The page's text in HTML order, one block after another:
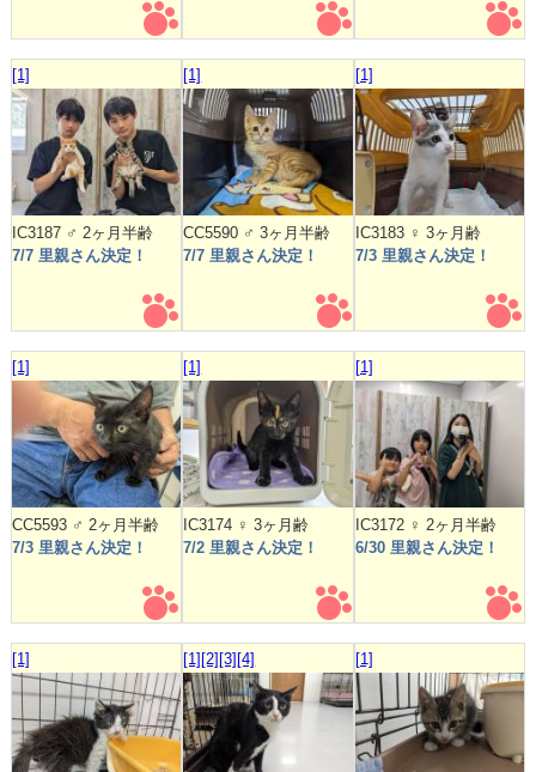
[1]
IC3187 ♂ 2ヶ月半齢
7/7 里親さん決定！
[1]
CC5590 ♂ 3ヶ月半齢
7/7 里親さん決定！
[1]
IC3183 ♀ 3ヶ月齢
7/3 里親さん決定！
[1]
CC5593 ♂ 2ヶ月半齢
7/3 里親さん決定！
[1]
IC3174 ♀ 3ヶ月齢
7/2 里親さん決定！
[1]
IC3172 ♀ 2ヶ月半齢
6/30 里親さん決定！
[1] [1] [2] [3] [4] [1]